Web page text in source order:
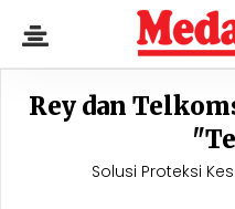
Rey dan
Solusi Proteksi